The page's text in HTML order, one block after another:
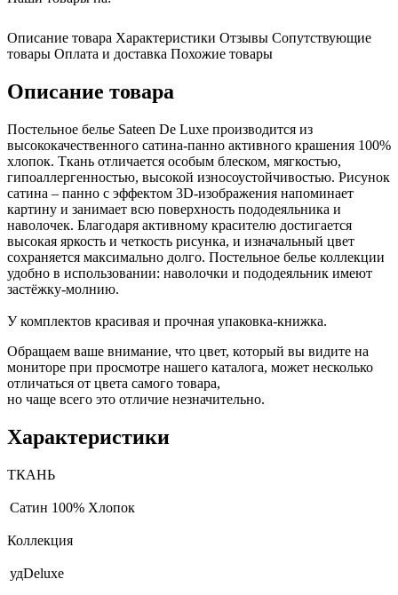
Описание товара Характеристики Отзывы Сопутствующие
товары Оплата и доставка Похожие товары
Описание товара
Постельное белье Sateen De Luxe производится из
высококачественного сатина-панно активного крашения 100%
хлопок. Ткань отличается особым блеском, мягкостью,
гипоаллергенностью, высокой износоустойчивостью. Рисунок
сатина – панно с эффектом 3D-изображения напоминает
картину и занимает всю поверхность пододеяльника и
наволочек. Благодаря активному красителю достигается
высокая яркость и четкость рисунка, и изначальный цвет
сохраняется максимально долго. Постельное белье коллекции
удобно в использовании: наволочки и пододеяльник имеют
застёжку-молнию.
У комплектов красивая и прочная упаковка-книжка.
Обращаем ваше внимание, что цвет, который вы видите на
мониторе при просмотре нашего каталога, может несколько
отличаться от цвета самого товара,
но чаще всего это отличие незначительно.
Характеристики
ТКАНЬ
Сатин 100% Хлопок
Коллекция
удDeluxe